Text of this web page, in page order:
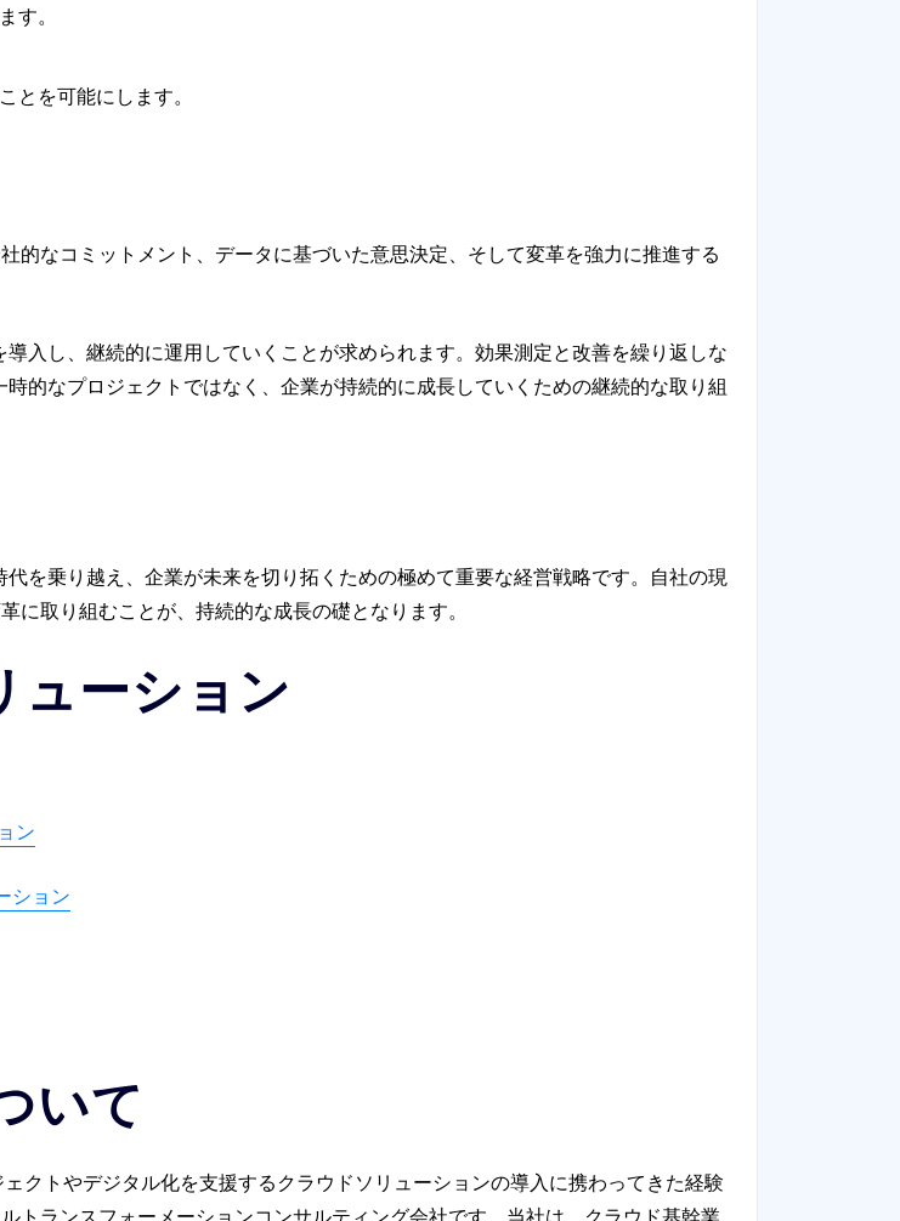
す。
を可能にします。
的なコミットメント、データに基づいた意思決定、そして変革を強力に推進する
入し、継続的に運用していくことが求められます。効果測定と改善を繰り返しな
的なプロジェクトではなく、企業が持続的に成長していくための継続的な取り組
を乗り越え、企業が未来を切り拓くための極めて重要な経営戦略です。自社の現
取り組むことが、持続的な成長の礎となります。
ューション
ン
ション
いて
トやデジタル化を支援するクラウドソリューションの導入に携わってきた経験